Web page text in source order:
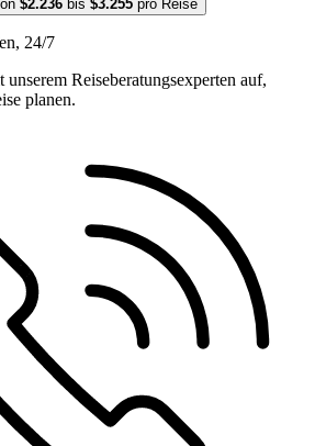
$2.236 bis $3.255 pro Reise
24/7
Reiseberatungsexperten auf,
planen.